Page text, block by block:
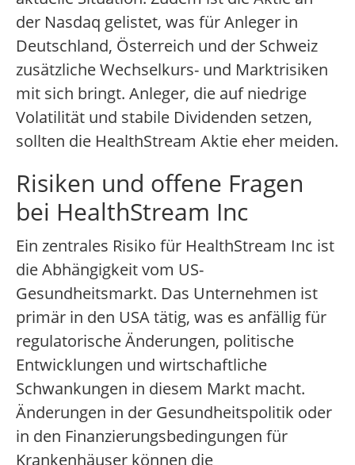
der Nasdaq gelistet, was für Anleger in
Deutschland, Österreich und der Schweiz
zusätzliche Wechselkurs- und Marktrisiken
mit sich bringt. Anleger, die auf niedrige
Volatilität und stabile Dividenden setzen,
sollten die HealthStream Aktie eher meiden.
Risiken und offene Fragen
bei HealthStream Inc
Ein zentrales Risiko für HealthStream Inc ist
die Abhängigkeit vom US-
Gesundheitsmarkt. Das Unternehmen ist
primär in den USA tätig, was es anfällig für
regulatorische Änderungen, politische
Entwicklungen und wirtschaftliche
Schwankungen in diesem Markt macht.
Änderungen in der Gesundheitspolitik oder
in den Finanzierungsbedingungen für
Krankenhäuser können die